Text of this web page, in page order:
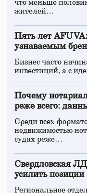
что меньше
жителей…
Пять лет
узнаваемым
Бизнес часто
инвестиций, а с
Почему
реже всего:
Среди всех
недвижимостью
судах реже…
Свердловская
усилить позиции
Региональное